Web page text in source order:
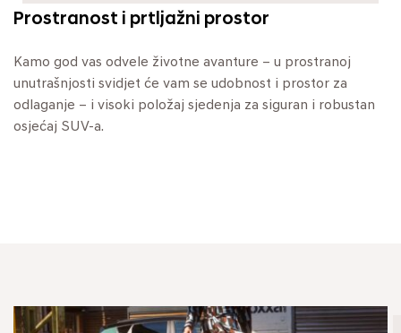
Prostranost i prtljažni prostor
Kamo god vas odvele životne avanture – u prostranoj
unutrašnjosti svidjet će vam se udobnost i prostor za
odlaganje – i visoki položaj sjedenja za siguran i robustan
osjećaj SUV-a.